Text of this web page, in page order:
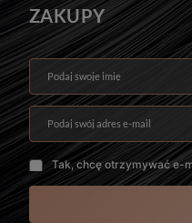
ZAKUPY
Podaj swoje imię
Podaj swój adres e-mail
Tak, chcę otrzymywać e-